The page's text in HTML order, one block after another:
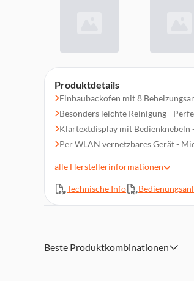
Produktdetails
Einbaubackofen mit 8
Besonders leichte Reinigung -
Klartextdisplay mit Bedienknebeln
Per WLAN vernetzbares Gerät -
Katalytische Rückwand,
Kurzzeitwecker,
Abmessungen (HxBxT): 59,6 x 59,5
alle Herstellerinformationen
Technische Info
Beste Produktkombinationen